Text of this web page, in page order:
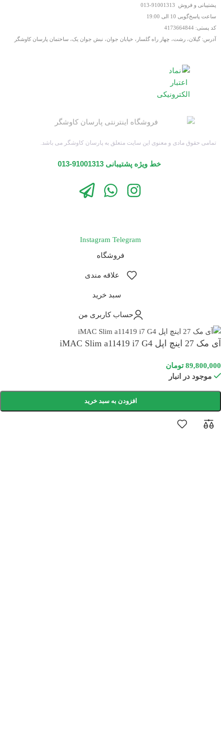
پشتیبانی و فروش 91001313-013
ساعت پاسخ‌گویی 10 الی 19:00
کد پستی: 4173664844
آدرس: گیلان، رشت، چهار راه گلسار، خیابان جوان، نبش جوان یک، ساختمان پارسان کاوشگر
تمامی حقوق مادی و معنوی این سایت متعلق به پارسان کاوشگر می باشد.
خط ویژه پشتیبانی 91001313-013
Instagram Telegram
فروشگاه
علاقه مندی
سبد خرید
حساب کاربری من
آی مک 27 اینچ اپل iMAC Slim a11419 i7 G4
89,800,000 تومان
موجود در انبار
افزودن به سبد خرید